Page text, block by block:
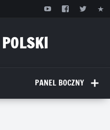
PANEL BOCZNY